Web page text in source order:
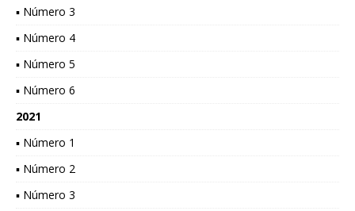
▪ Número 3
▪ Número 4
▪ Número 5
▪ Número 6
2021
▪ Número 1
▪ Número 2
▪ Número 3